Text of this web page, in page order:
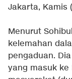
Jakarta, Kamis
Menurut
kelemahan
pengaduan.
yang masuk ke